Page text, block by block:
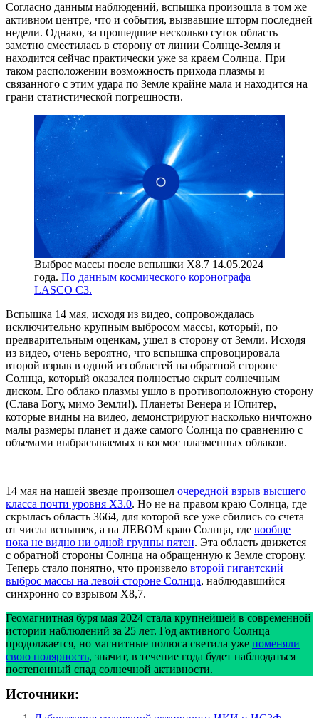
Согласно данным наблюдений, вспышка произошла в том же
активном центре, что и события, вызвавшие шторм последней
недели. Однако, за прошедшие несколько суток область
заметно сместилась в сторону от линии Солнце-Земля и
находится сейчас практически уже за краем Солнца. При
таком расположении возможность прихода плазмы и
связанного с этим удара по Земле крайне мала и находится на
грани статистической погрешности.
Выброс массы после вспышки X8.7 14.05.2024
года. По данным космического коронографа
LASCO С3.
Вспышка 14 мая, исходя из видео, сопровождалась
исключительно крупным выбросом массы, который, по
предварительным оценкам, ушел в сторону от Земли. Исходя
из видео, очень вероятно, что вспышка спровоцировала
второй взрыв в одной из областей на обратной стороне
Солнца, который оказался полностью скрыт солнечным
диском. Его облако плазмы ушло в противоположную сторону
(Слава Богу, мимо Земли!). Планеты Венера и Юпитер,
которые видны на видео, демонстрируют насколько ничтожно
малы размеры планет и даже самого Солнца по сравнению с
объемами выбрасываемых в космос плазменных облаков.
14 мая на нашей звезде произошел очередной взрыв высшего
класса почти уровня X3.0. Но не на правом краю Солнца, где
скрылась область 3664, для которой все уже сбились со счета
от числа вспышек, а на ЛЕВОМ краю Солнца, где вообще
пока не видно ни одной группы пятен. Эта область движется
с обратной стороны Солнца на обращенную к Земле сторону.
Теперь стало понятно, что произвело второй гигантский
выброс массы на левой стороне Солнца, наблюдавшийся
синхронно со взрывом X8,7.
Геомагнитная буря мая 2024 стала крупнейшей в современной
истории наблюдений за 25 лет. Год активного Солнца
продолжается, но магнитные полюса светила уже поменяли
свою полярность, значит, в течение года будет наблюдаться
постепенный спад солнечной активности.
Источники: